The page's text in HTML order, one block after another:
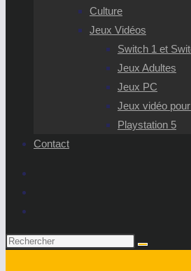
Culture
Jeux Vidéos
Switch 1 et
Jeux Adultes
Jeux PC
Jeux vidéo
Playstation 5
Contact
Rechercher